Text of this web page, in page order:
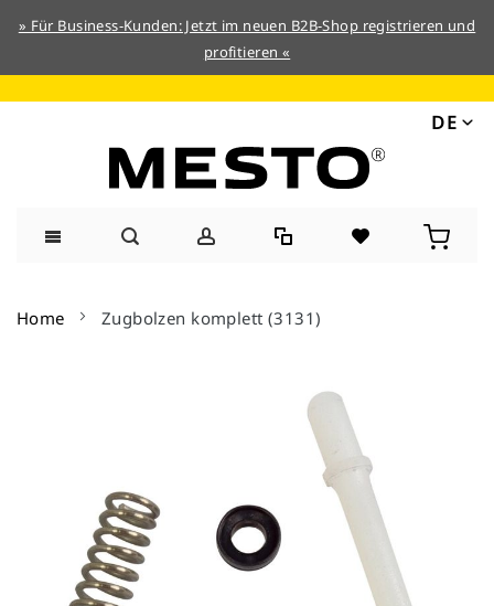
» Für Business-Kunden: Jetzt im neuen B2B-Shop registrieren und
profitieren «
DE
Inhalt
Home Zugbolzen komplett (3131)